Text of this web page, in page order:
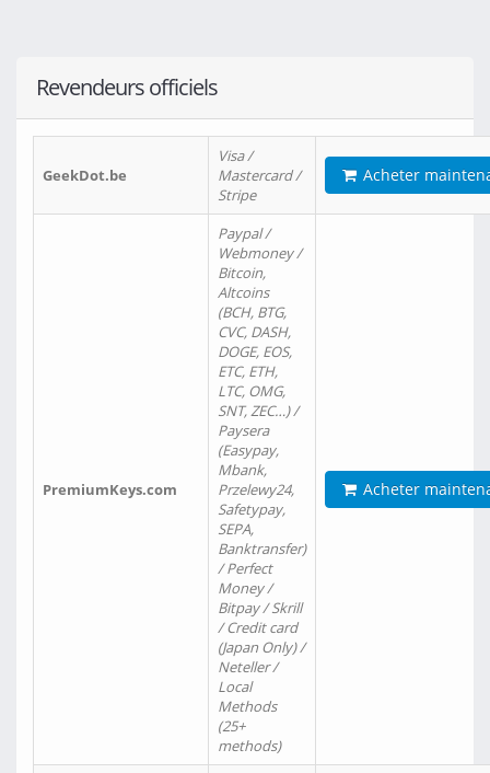
Revendeurs officiels
GeekDot.be
Visa /
Mastercard /
Stripe
Acheter
PremiumKeys.com
Paypal /
Webmoney /
Bitcoin,
Altcoins
(BCH, BTG,
CVC, DASH,
DOGE, EOS,
ETC, ETH,
LTC, OMG,
SNT, ZEC…) /
Paysera
(Easypay,
Mbank,
Przelewy24,
Safetypay,
SEPA,
Banktransfer)
/ Perfect
Money /
Bitpay / Skrill
/ Credit card
(Japan Only) /
Neteller /
Local
Methods
(25+
methods)
Acheter